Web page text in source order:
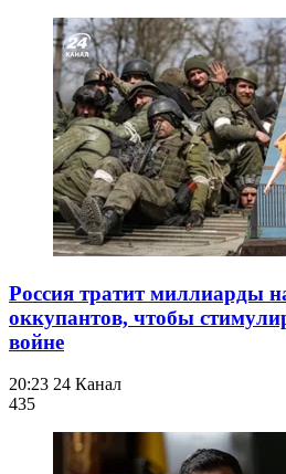
Россия тратит миллиарды
оккупантов, чтобы
войне
20:23 24 Канал
435